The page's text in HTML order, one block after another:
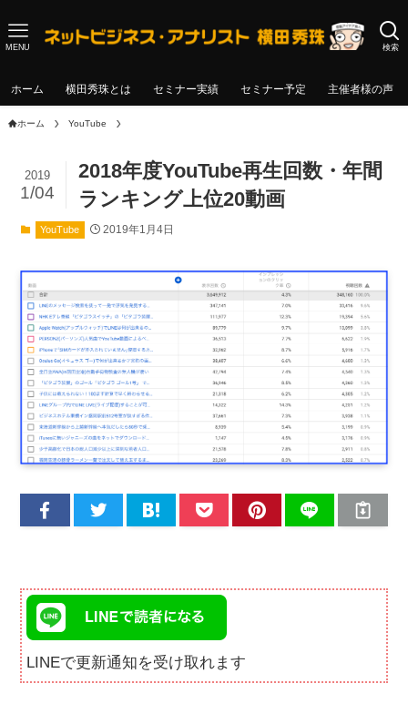
検索
MENU
ホーム 横田秀珠とは セミナー実績 セミナー予定 主催者様の声
ホーム YouTube
2018年度YouTube再生回数・年間
ランキング上位20動画
2019
1/04
YouTube 2019年1月4日
LINEで更新通知を受け取れます